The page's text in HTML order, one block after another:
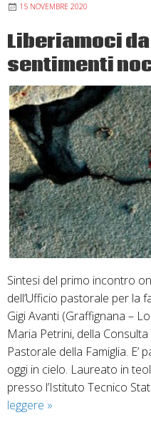
15 NOVEMBRE 2020
Liberiamoci
sentimenti
Sintesi del primo incontro
dell’Ufficio pastorale per la
Gigi Avanti (Graffignana –
Maria Petrini, della
Pastorale della Famiglia. E’
oggi in cielo. Laureato in
presso l’Istituto Tecnico
leggere Liberiamoci
»